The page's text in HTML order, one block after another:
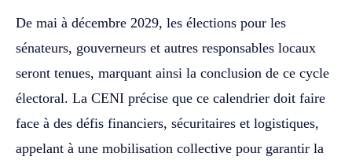
De mai à décembre 2029, les élections pour les
sénateurs, gouverneurs et autres responsables locaux
seront tenues, marquant ainsi la conclusion de ce cycle
électoral. La CENI précise que ce calendrier doit faire
face à des défis financiers, sécuritaires et logistiques,
appelant à une mobilisation collective pour garantir la